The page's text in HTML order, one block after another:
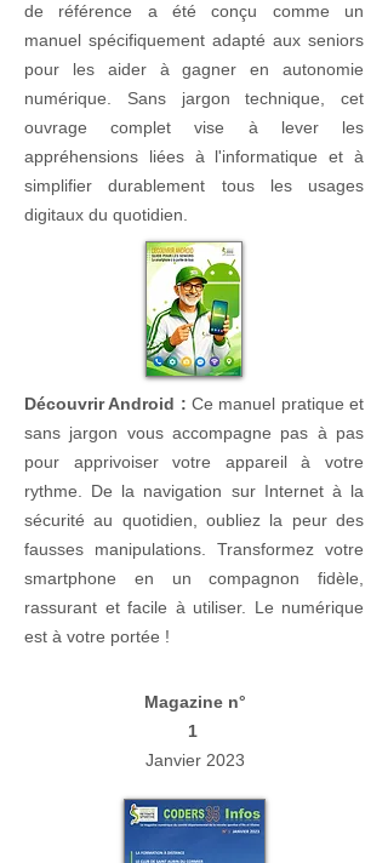
de référence a été conçu comme un
manuel spécifiquement adapté aux seniors
pour les aider à gagner en autonomie
numérique. Sans jargon technique, cet
ouvrage complet vise à lever les
appréhensions liées à l'informatique et à
simplifier durablement tous les usages
digitaux du quotidien.
Découvrir Android : Ce manuel pratique et
sans jargon vous accompagne pas à pas
pour apprivoiser votre appareil à votre
rythme. De la navigation sur Internet à la
sécurité au quotidien, oubliez la peur des
fausses manipulations. Transformez votre
smartphone en un compagnon fidèle,
rassurant et facile à utiliser. Le numérique
est à votre portée !
Magazine n°
1
Janvier 2023